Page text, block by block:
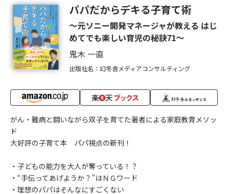
パパだからデキる子育て術
～元ソニー開発マネージャが教える はじ
めてでも楽しい育児の秘訣71～
鬼木 一直
出版社名：幻冬舎メディアコンサルティング
がん・難病と闘いながら双子を育てた著者による家庭教育メソッ
ド
大好評の子育て本 パパ視点の新刊！
・子どもの能力を大人が奪っている！？
・“手伝ってあげようか？”はＮＧワード
・理想のパパはそんなにすごくない